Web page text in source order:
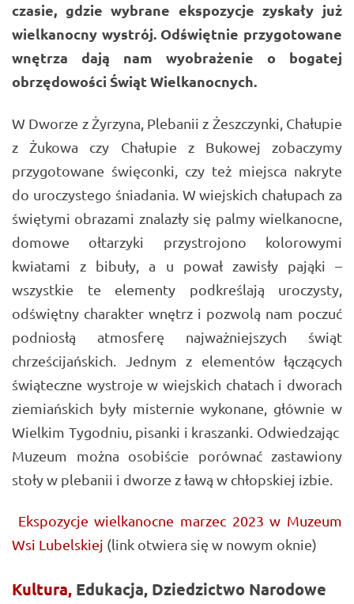
czasie, gdzie wybrane ekspozycje zyskały już
wielkanocny wystrój. Odświętnie przygotowane
wnętrza dają nam wyobrażenie o bogatej
obrzędowości Świąt Wielkanocnych.
W Dworze z Żyrzyna, Plebanii z Żeszczynki, Chałupie
z Żukowa czy Chałupie z Bukowej zobaczymy
przygotowane święconki, czy też miejsca nakryte
do uroczystego śniadania. W wiejskich chałupach za
świętymi obrazami znalazły się palmy wielkanocne,
domowe ołtarzyki przystrojono kolorowymi
kwiatami z bibuły, a u pował zawisły pająki –
wszystkie te elementy podkreślają uroczysty,
odświętny charakter wnętrz i pozwolą nam poczuć
podniosłą atmosferę najważniejszych świąt
chrześcijańskich. Jednym z elementów łączących
świąteczne wystroje w wiejskich chatach i dworach
ziemiańskich były misternie wykonane, głównie w
Wielkim Tygodniu, pisanki i kraszanki. Odwiedzając
Muzeum można osobiście porównać zastawiony
stoły w plebanii i dworze z ławą w chłopskiej izbie.
Ekspozycje wielkanocne marzec 2023 w Muzeum
Wsi Lubelskiej (link otwiera się w nowym oknie)
Kultura, Edukacja, Dziedzictwo Narodowe